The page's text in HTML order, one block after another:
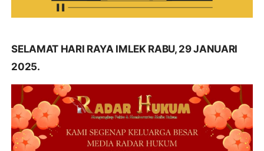
SELAMAT HARI RAYA IMLEK RABU, 29 JANUARI
2025.